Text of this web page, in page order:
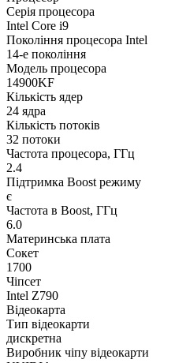
Серія процесора
Intel Core i9
Покоління процесора Intel
14-е покоління
Модель процесора
14900KF
Кількість ядер
24 ядра
Кількість потоків
32 потоки
Частота процесора, ГГц
2.4
Підтримка Boost режиму
є
Частота в Boost, ГГц
6.0
Материнська плата
Сокет
1700
Чіпсет
Intel Z790
Відеокарта
Тип відеокарти
дискретна
Виробник чіпу відеокарти